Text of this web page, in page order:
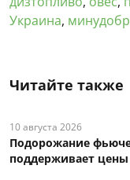
Украина,
Читайте также
10 августа 2026
Подорожание
поддерживает